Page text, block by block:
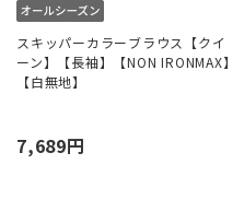
スキッパーカラーブラウス【クイ
ーン】【長袖】【NON IRONMAX】
【白無地】
7,689円